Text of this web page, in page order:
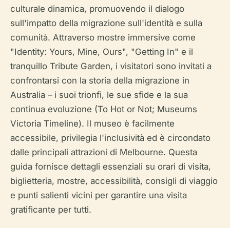
culturale dinamica, promuovendo il dialogo
sull'impatto della migrazione sull'identità e sulla
comunità. Attraverso mostre immersive come
"Identity: Yours, Mine, Ours", "Getting In" e il
tranquillo Tribute Garden, i visitatori sono invitati a
confrontarsi con la storia della migrazione in
Australia – i suoi trionfi, le sue sfide e la sua
continua evoluzione (To Hot or Not; Museums
Victoria Timeline). Il museo è facilmente
accessibile, privilegia l'inclusività ed è circondato
dalle principali attrazioni di Melbourne. Questa
guida fornisce dettagli essenziali su orari di visita,
biglietteria, mostre, accessibilità, consigli di viaggio
e punti salienti vicini per garantire una visita
gratificante per tutti.